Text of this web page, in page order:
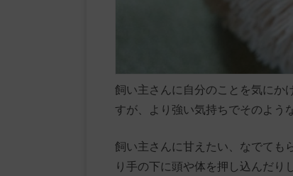
飼い主さんに自分のことを気にか
すが、より強い気持ちでそのよう
飼い主さんに甘えたい、なでても
り手の下に頭や体を押し込んだり